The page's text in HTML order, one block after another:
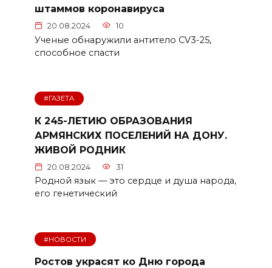
штаммов коронавируса
20.08.2024 10
Ученые обнаружили антитело CV3-25,
способное спасти
#ГАЗЕТА
К 245-ЛЕТИЮ ОБРАЗОВАНИЯ
АРМЯНСКИХ ПОСЕЛЕНИЙ НА ДОНУ.
ЖИВОЙ РОДНИК
20.08.2024 31
Родной язык — это сердце и душа народа,
его генетический
#НОВОСТИ
Ростов украсят ко Дню города